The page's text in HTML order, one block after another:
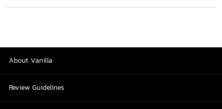
About Vanilla
Review Guidelines